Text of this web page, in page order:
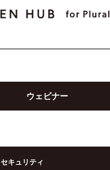
ウェビナー
セキュリティ